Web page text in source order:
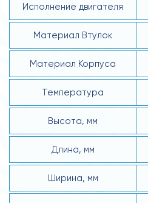
Исполнение двигателя
Материал Втулок
Материал Корпуса
Температура
Высота, мм
Длина, мм
Ширина, мм